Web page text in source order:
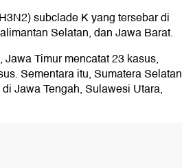
subclade K yang tersebar di
Selatan, dan Jawa Barat.
Timur mencatat 23 kasus,
Sementara itu, Sumatera Selatan
Jawa Tengah, Sulawesi Utara,